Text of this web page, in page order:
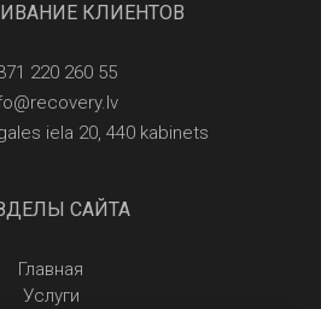
КЛИЕНТОВ
220 260 55
iela 20, 440 kabinets
САЙТА
Главная
Услуги